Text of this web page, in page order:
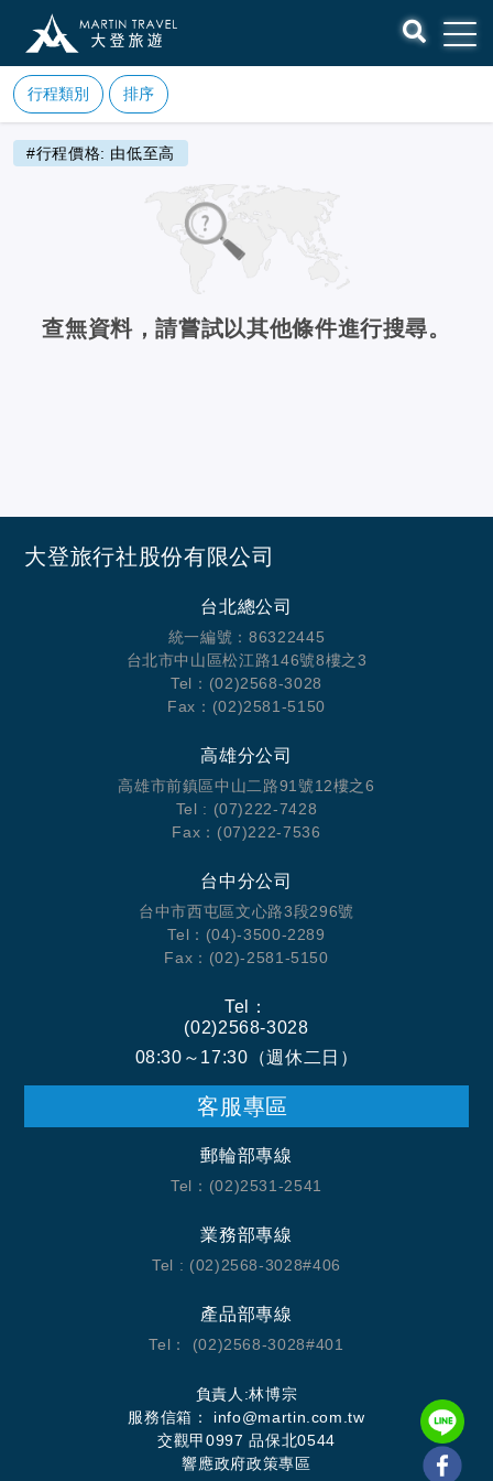
行程類別 排序
#行程價格: 由低至高
查無資料，請嘗試以其他條件進行搜尋。
大登旅行社股份有限公司
台北總公司
統一編號：86322445
台北市中山區松江路146號8樓之3
Tel：(02)2568-3028
Fax：(02)2581-5150
高雄分公司
高雄市前鎮區中山二路91號12樓之6
Tel : (07)222-7428
Fax：(07)222-7536
台中分公司
台中市西屯區文心路3段296號
Tel：(04)-3500-2289
Fax：(02)-2581-5150
Tel：
(02)2568-3028
08:30～17:30（週休二日）
客服專區
郵輪部專線
Tel：(02)2531-2541
業務部專線
Tel : (02)2568-3028#406
產品部專線
Tel： (02)2568-3028#401
負責人:林博宗
服務信箱： info@martin.com.tw
交觀甲0997 品保北0544
響應政府政策專區